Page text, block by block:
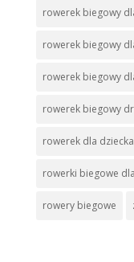
rowerek biegowy
rowerek biegowy
rowerek biegowy
rowerek biegowy
rowerek dla dziecka
rowerki biegowe
rowery biegowe